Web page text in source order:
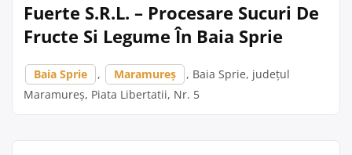
Fuerte S.R.L. – Procesare Sucuri De
Fructe Si Legume În Baia Sprie
Baia Sprie , Maramureș
, Baia Sprie, județul
Maramureș, Piata Libertatii, Nr. 5